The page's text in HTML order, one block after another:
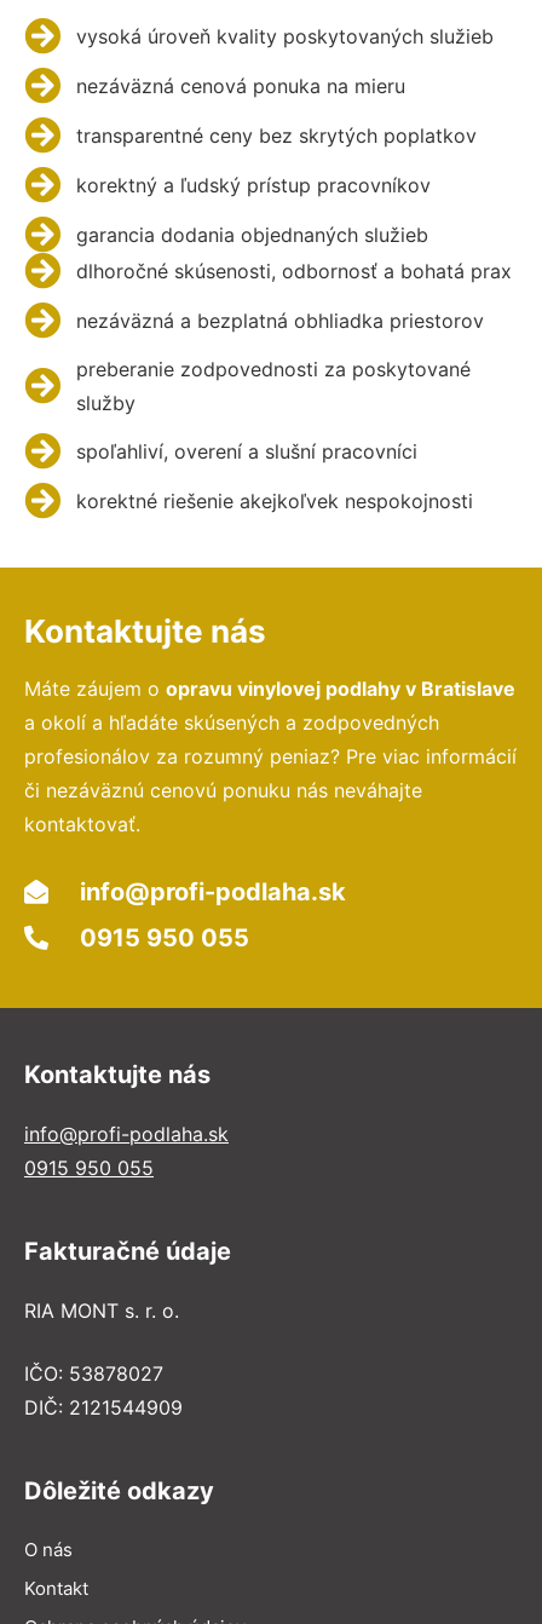
vysoká úroveň kvality poskytovaných služieb
nezáväzná cenová ponuka na mieru
transparentné ceny bez skrytých poplatkov
korektný a ľudský prístup pracovníkov
garancia dodania objednaných služieb
dlhoročné skúsenosti, odbornosť a bohatá prax
nezáväzná a bezplatná obhliadka priestorov
preberanie zodpovednosti za poskytované
služby
spoľahliví, overení a slušní pracovníci
korektné riešenie akejkoľvek nespokojnosti
Kontaktujte nás
Máte záujem o opravu vinylovej podlahy v Bratislave
a okolí a hľadáte skúsených a zodpovedných
profesionálov za rozumný peniaz? Pre viac informácií
či nezáväznú cenovú ponuku nás neváhajte
kontaktovať.
info@profi-podlaha.sk
0915 950 055
Kontaktujte nás
info@profi-podlaha.sk
0915 950 055
Fakturačné údaje
RIA MONT s. r. o.
IČO: 53878027
DIČ: 2121544909
Dôležité odkazy
O nás
Kontakt